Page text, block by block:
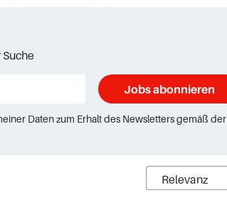
Suche
Jobs abonnieren
Daten zum Erhalt des Newsletters gemäß der